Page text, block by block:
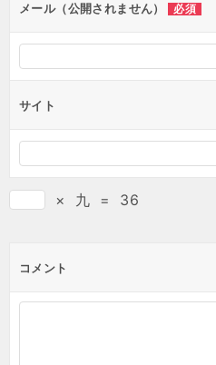
メール（公開されません） 必須
サイト
× 九 = 36
コメント